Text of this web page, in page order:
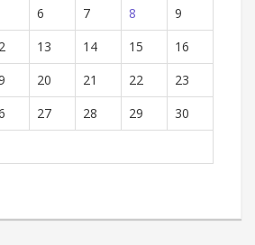
6 7 8
9
13 14 15
16
20 21 22
23
27 28 29
30